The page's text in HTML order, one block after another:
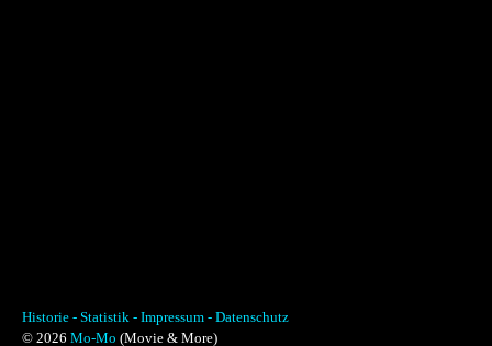
Historie - Statistik - Impressum - Datenschutz
© 2026 Mo-Mo (Movie & More)